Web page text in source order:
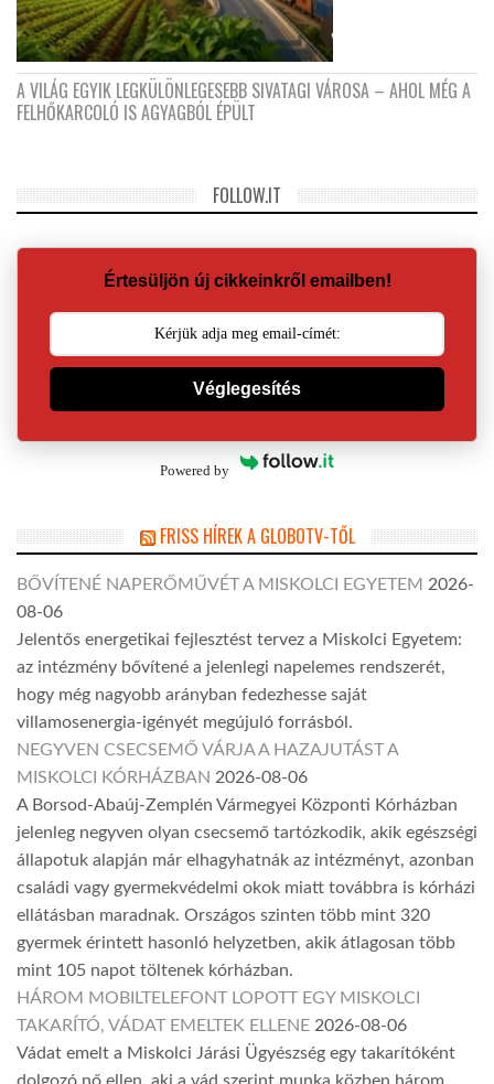
A VILÁG EGYIK LEGKÜLÖNLEGESEBB SIVATAGI VÁROSA – AHOL MÉG A
FELHŐKARCOLÓ IS AGYAGBÓL ÉPÜLT
FOLLOW.IT
Értesüljön új cikkeinkről emailben!
Véglegesítés
Powered by
FRISS HÍREK A GLOBOTV-TŐL
BŐVÍTENÉ NAPERŐMŰVÉT A MISKOLCI EGYETEM 2026-
08-06
Jelentős energetikai fejlesztést tervez a Miskolci Egyetem:
az intézmény bővítené a jelenlegi napelemes rendszerét,
hogy még nagyobb arányban fedezhesse saját
villamosenergia-igényét megújuló forrásból.
NEGYVEN CSECSEMŐ VÁRJA A HAZAJUTÁST A
MISKOLCI KÓRHÁZBAN 2026-08-06
A Borsod-Abaúj-Zemplén Vármegyei Központi Kórházban
jelenleg negyven olyan csecsemő tartózkodik, akik egészségi
állapotuk alapján már elhagyhatnák az intézményt, azonban
családi vagy gyermekvédelmi okok miatt továbbra is kórházi
ellátásban maradnak. Országos szinten több mint 320
gyermek érintett hasonló helyzetben, akik átlagosan több
mint 105 napot töltenek kórházban.
HÁROM MOBILTELEFONT LOPOTT EGY MISKOLCI
TAKARÍTÓ, VÁDAT EMELTEK ELLENE 2026-08-06
Vádat emelt a Miskolci Járási Ügyészség egy takarítóként